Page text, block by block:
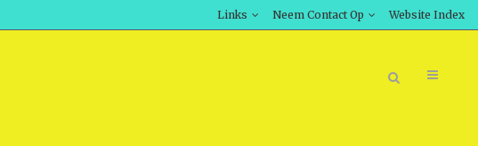
Links Neem Contact Op Website Index